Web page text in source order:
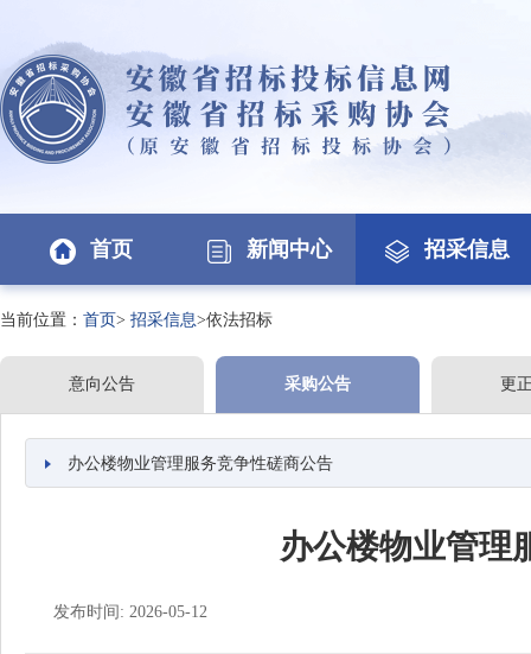
首页 新闻中心 招采信息
当前位置： 首页> 招采信息>依法招标
意向公告 采购公告 更
办公楼物业管理服务竞争性磋商公告
办公楼物业管理
发布时间: 2026-05-12